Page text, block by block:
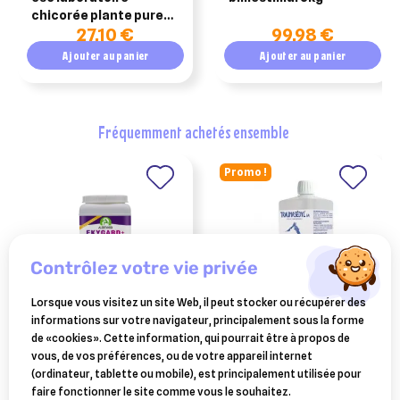
chicorée plante pure
digestion 1kg
27,10 €
Ajouter au panier
99,98 €
Ajouter au panier
fréquemment achetés ensemble
AUDEVARD
ekygard + granulés 2,4 kg
(nouvelle formule)
123,61 €
Promo !
BOIRON
traumasedyl 1 litre solution
buvable pour traumatismes
58,99 €
contrôlez votre vie privée
Lorsque vous visitez un site Web, il peut stocker ou récupérer des
informations sur votre navigateur, principalement sous la forme
de «cookies». Cette information, qui pourrait être à propos de
vous, de vos préférences, ou de votre appareil internet
(ordinateur, tablette ou mobile), est principalement utilisée pour
faire fonctionner le site comme vous le souhaitez.